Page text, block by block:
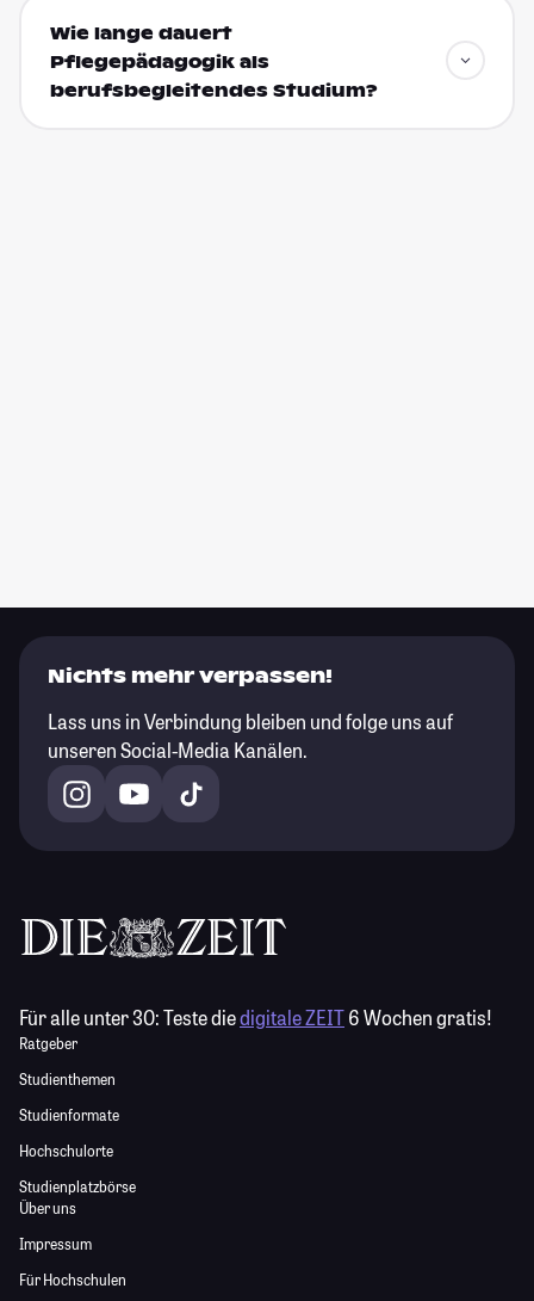
Wie lange dauert
Pflegepädagogik als
berufsbegleitendes Studium?
Nichts mehr verpassen!
Lass uns in Verbindung bleiben und folge uns auf
unseren Social-Media Kanälen.
Für alle unter 30:Teste diedigitale ZEIT6 Wochen gratis!
Ratgeber
Studienthemen
Studienformate
Hochschulorte
Studienplatzbörse
Über uns
Impressum
Für Hochschulen